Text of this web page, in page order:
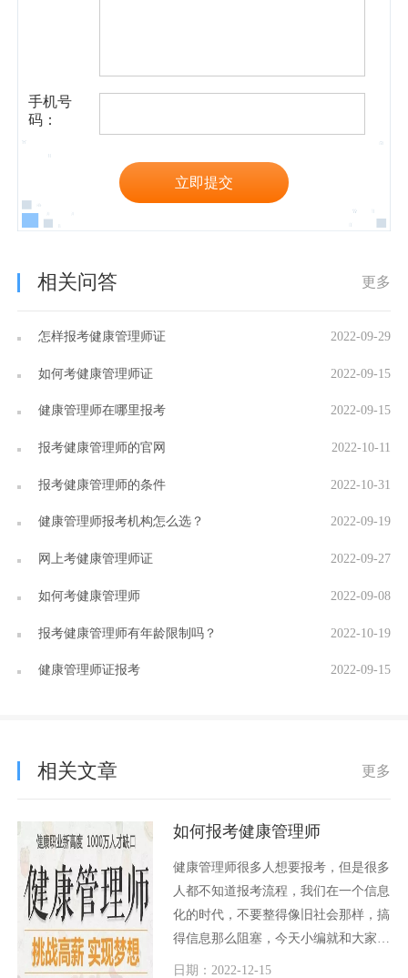
手机号
码：
立即提交
相关问答 更多
怎样报考健康管理师证 2022-09-29
如何考健康管理师证 2022-09-15
健康管理师在哪里报考 2022-09-15
报考健康管理师的官网 2022-10-11
报考健康管理师的条件 2022-10-31
健康管理师报考机构怎么选？ 2022-09-19
网上考健康管理师证 2022-09-27
如何考健康管理师 2022-09-08
报考健康管理师有年龄限制吗？ 2022-10-19
健康管理师证报考 2022-09-15
相关文章 更多
如何报考健康管理师
健康管理师很多人想要报考，但是很多
人都不知道报考流程，我们在一个信息
化的时代，不要整得像旧社会那样，搞
得信息那么阻塞，今天小编就和大家一
起公开讨论一下。
日期：2022-12-15